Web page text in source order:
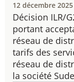
Décision ILR/
portant
réseau de
tarifs des
réseau de
la société
12 décembre 2025